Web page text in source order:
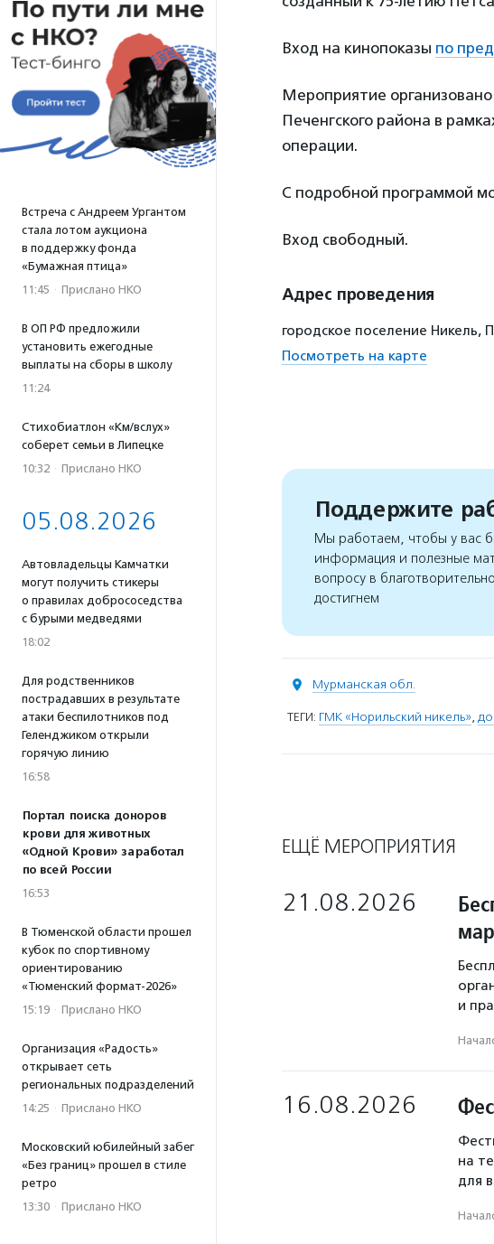
Встреча с Андреем Ургантом
стала лотом аукциона
в поддержку фонда
«Бумажная птица»
11:45 · Прислано НКО
В ОП РФ предложили
установить ежегодные
выплаты на сборы в школу
11:24
Стихобиатлон «Км/вслух»
соберет семьи в Липецке
10:32 · Прислано НКО
05.08.2026
Автовладельцы Камчатки
могут получить стикеры
о правилах добрососедства
с бурыми медведями
18:02
Для родственников
пострадавших в результате
атаки беспилотников под
Геленджиком открыли
горячую линию
16:58
Портал поиска доноров
крови для животных
«Одной Крови» заработал
по всей России
16:53
В Тюменской области прошел
кубок по спортивному
ориентированию
«Тюменский формат-2026»
15:19 · Прислано НКО
Организация «Радость»
открывает сеть
региональных подразделений
14:25 · Прислано НКО
Московский юбилейный забег
«Без границ» прошел в стиле
ретро
13:30 · Прислано НКО
Вход на кинопоказы по
Мероприятие
Печенгского района в
операции.
С подробной программой
Вход свободный.
Адрес проведения
городское поселение Никель,
Посмотреть на карте
Поддержите
Мы работаем, чтобы у вас
информация и полезные
вопросу в
достигнем
Мурманская обл.
ТЕГИ: ГМК «Норильский никель»,
ЕЩЁ МЕРОПРИЯТИЯ
21.08.2026
и
16.08.2026
на
для